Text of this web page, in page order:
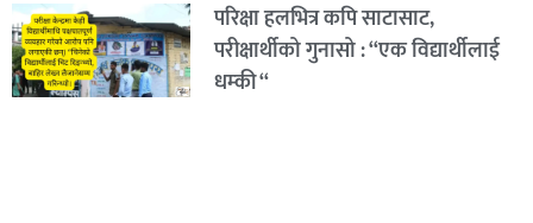
परिक्षा हलभित्र कपि साटासाट,
परीक्षार्थीको गुनासो : “एक विद्यार्थीलाई
धम्की “